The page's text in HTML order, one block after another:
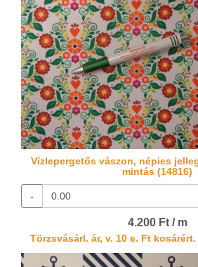
Vízlepergetős vászon, népies
mintás (14816)
-
4.200 Ft / m
Törzsvásárl. ár, v. 10 e. Ft